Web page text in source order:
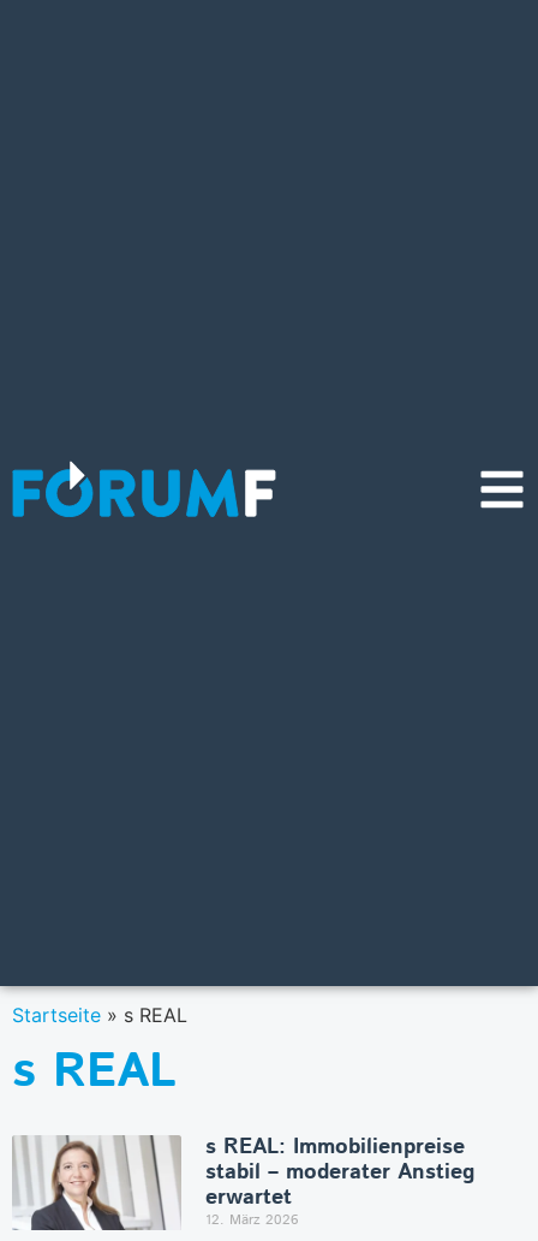
Startseite » s REAL
s REAL
s REAL: Immobilienpreise
stabil – moderater Anstieg
erwartet
12. März 2026